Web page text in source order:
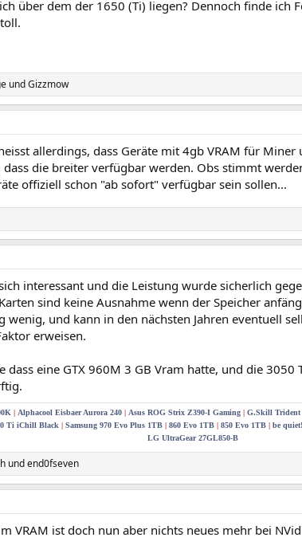
über dem der 1650 (Ti) liegen? Dennoch finde ich
undGizzmow
allerdings, dass Geräte mit 4gb VRAM für
dass die breiter verfügbar werden. Obs stimmt
offiziell schon "ab sofort" verfügbar sein sollen...
interessant und die Leistung wurde sicherlich
sind keine Ausnahme wenn der Speicher
wenig, und kann in den nächsten Jahren eventuell
erweisen.
dass eine GTX 960M 3 GB Vram hatte, und die
| Alphacool Eisbaer Aurora 240 | Asus ROG Strix Z390-I Gaming | G.Skill Trident
Ti iChill Black | Samsung 970 Evo Plus 1TB | 860 Evo 1TB | 850 Evo 1TB | be
LG UltraGear 27GL850-B
undend0fseven
VRAM ist doch nun aber nichts neues mehr bei